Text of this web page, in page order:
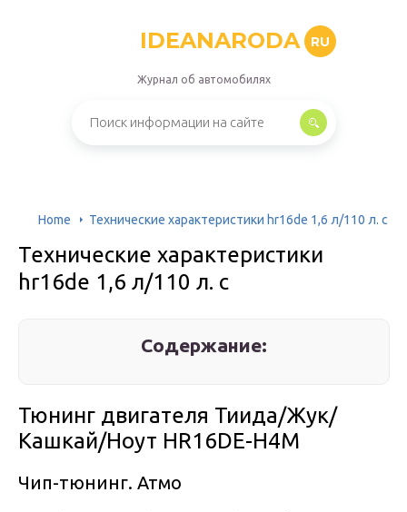
IDEANARODA RU
Журнал об автомобилях
Home Технические характеристики hr16de 1,6 л/110 л. с
Технические характеристики
hr16de 1,6 л/110 л. с
Содержание:
Тюнинг двигателя Тиида/Жук/
Кашкай/Ноут HR16DE-H4M
Чип-тюнинг. Атмо